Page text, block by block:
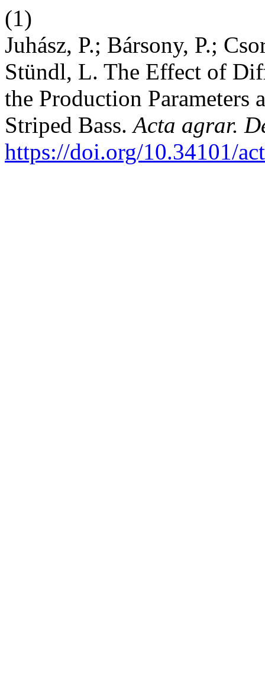
(1)
Juhász, P.; Bársony, P.;
Stündl, L. The Effect of
the Production
Striped Bass.Acta agrar.
https://doi.org/10.34101/